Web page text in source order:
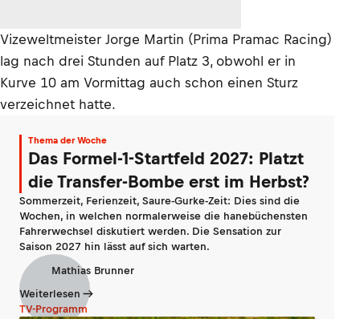
Vizeweltmeister Jorge Martin (Prima Pramac Racing)
lag nach drei Stunden auf Platz 3, obwohl er in
Kurve 10 am Vormittag auch schon einen Sturz
verzeichnet hatte.
Thema der Woche
Das Formel-1-Startfeld 2027: Platzt
die Transfer-Bombe erst im Herbst?
Sommerzeit, Ferienzeit, Saure-Gurke-Zeit: Dies sind die
Wochen, in welchen normalerweise die hanebüchensten
Fahrerwechsel diskutiert werden. Die Sensation zur
Saison 2027 hin lässt auf sich warten.
Mathias Brunner
Weiterlesen
TV-Programm